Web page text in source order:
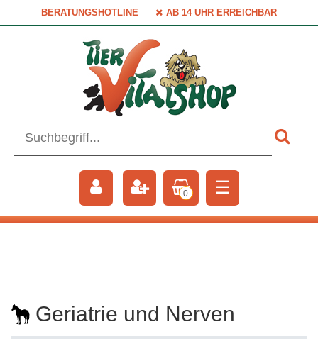
BERATUNGSHOTLINE AB 14 UHR ERREICHBAR
0 ☰
Geriatrie und Nerven